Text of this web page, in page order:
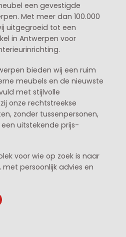
een gevestigde
. Met meer dan 100.000
uitgegroeid tot een
in Antwerpen voor
bieden wij een ruim
meubels en de nieuwste
met stijlvolle
onze rechtstreekse
zonder tussenpersonen,
uitstekende prijs-
voor wie op zoek is naar
persoonlijk advies en